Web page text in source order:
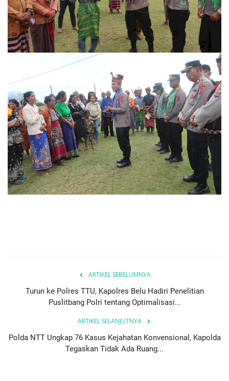
ARTIKEL SEBELUMNYA
Turun ke Polres TTU, Kapolres Belu Hadiri Penelitian
Puslitbang Polri tentang Optimalisasi...
ARTIKEL SELANJUTNYA
Polda NTT Ungkap 76 Kasus Kejahatan Konvensional, Kapolda
Tegaskan Tidak Ada Ruang...